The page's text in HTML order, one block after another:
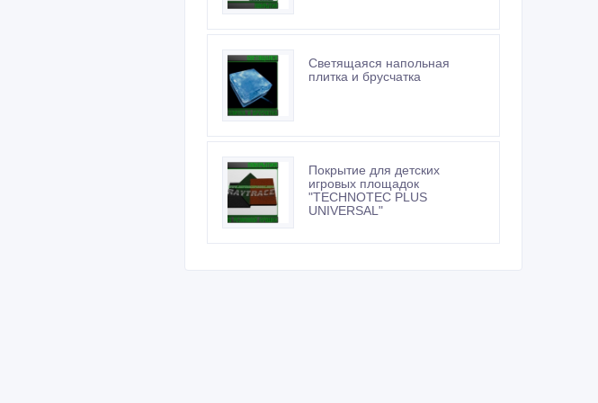
Светящаяся напольная
плитка и брусчатка
Покрытие для детских
игровых площадок
"TECHNOTEC PLUS
UNIVERSAL"